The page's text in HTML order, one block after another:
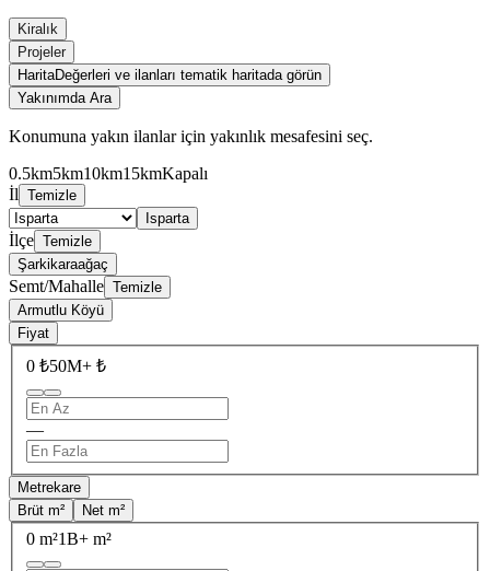
Kiralık
Projeler
HaritaDeğerleri ve ilanları tematik haritada görün
Yakınımda Ara
Konumuna yakın ilanlar için yakınlık mesafesini seç.
0.5km5km10km15kmKapalı
İl Temizle
Isparta
İlçe Temizle
Şarkikaraağaç
Semt/Mahalle Temizle
Armutlu Köyü
Fiyat
0 ₺50M+ ₺
—
Metrekare
Brüt m²
Net m²
0 m²1B+ m²